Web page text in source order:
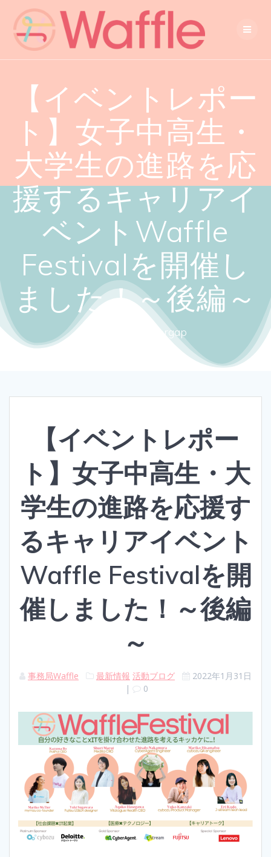
【イベントレポー
ト】女子中高生・
大学生の進路を応
援するキャリアイ
ベントWaffle
Festivalを開催し
ました！～後編～
Close the gendergap
【イベントレポー
ト】女子中高生・大
学生の進路を応援す
るキャリアイベント
Waffle Festivalを開
催しました！～後編
～
事務局Waffle 最新情報 活動ブログ
2022年1月31日
|
0